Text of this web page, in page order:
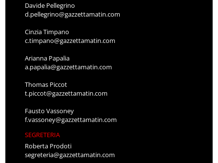
Davide Pellegrino
d.pellegrino@gazzettamatin.com
Cinzia Timpano
c.timpano@gazzettamatin.com
Arianna Papalia
a.papalia@gazzettamatin.com
Thomas Piccot
t.piccot@gazzettamatin.com
Fausto Vassoney
f.vassoney@gazzettamatin.com
SEGRETERIA
Roberta Prodoti
segreteria@gazzettamatin.com